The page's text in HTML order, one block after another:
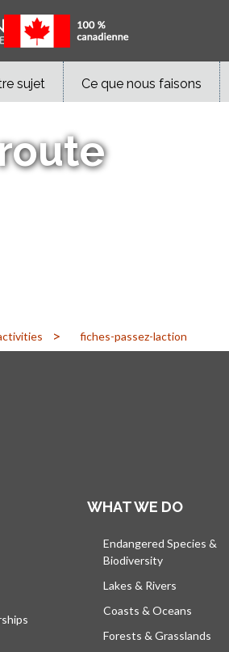
sujet Ce que nous faisons
> fiches-passez-laction
WHAT WE DO
Endangered Species &
Biodiversity
Lakes & Rivers
Coasts & Oceans
Forests & Grasslands